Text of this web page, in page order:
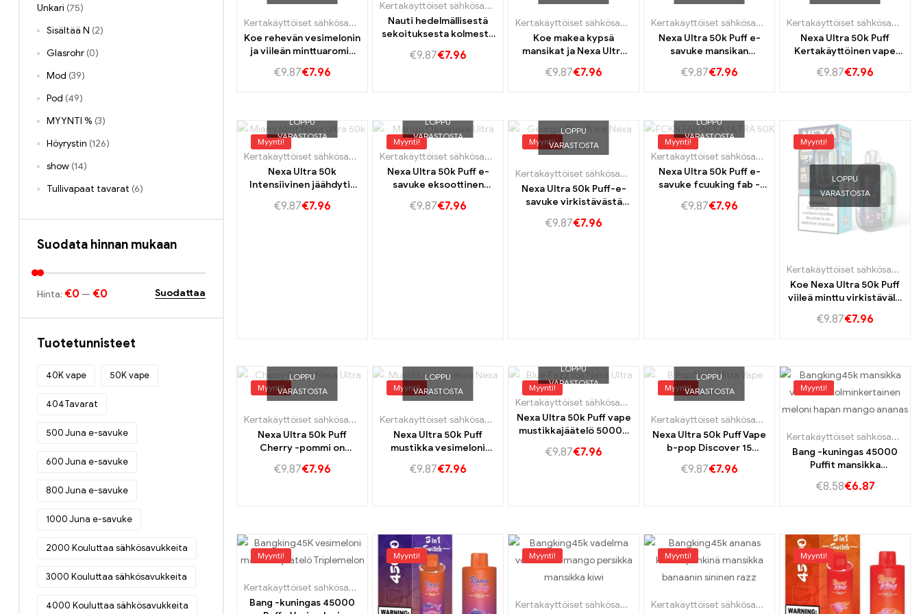
Kertakäyttöiset sähkösavukkeet Portugali ,Kertakäyttöiset e-savukkeet Ruotsi ,Kertakäyttöiset e-savukkeet Slovakia
Koe rehevän vesimelonin
ja viileän minttuaromin
50k Vape.
€9.87€7.96
Kertakäyttöiset sähkösavukkeet Portugali ,Kertakäyttöiset e-savukkeet Ruotsi,Kertakäyttöiset e-savukkeet Slovakia
Nauti hedelmällisestä
sekoituksesta kolmesta
Ultra 50k Vape -
€9.87€7.96
Kertakäyttöiset sähkösavukkeet Portugali ,Kertakäyttöiset e-savukkeet Ruotsi ,
Koe makea kypsä
mansikat ja Nexa Ultra
maku
€9.87€7.96
Kertakäyttöiset sähkösavukkeet Portugali ,Kertakäyttöiset e-
Nexa Ultra 50k Puff e-
savuke mansikan
Fruity Steam -kokemus
€9.87€7.96
Kertakäyttöiset sähkösavukkeet Portugali
Nexa Ultra 50k Puff
Kertakäyttöinen vape
USB-C Latausyhteys
€9.87€7.96
Myynti!
LOPPU
VARASTOSTA
Kertakäyttöiset sähkösavukkeet Portugali ,Kertakäyttöiset e-savukkeet Ruotsi,Kertakäyttöiset e-savukkeet Slovakia
Nexa Ultra 50k
Intensiivinen jäähdytin
€9.87€7.96
Myynti!
LOPPU
VARASTOSTA
Kertakäyttöiset sähkösavukkeet Portugali ,Kertakäyttöiset e-savukkeet Ruotsi ,Kertakäyttöiset e-savukkeet Slovakia
Nexa Ultra 50k Puff e-
savuke eksoottinen
€9.87€7.96
Myynti!
LOPPU
VARASTOSTA
Kertakäyttöiset sähkösavukkeet Portugali ,Kertakäyttöiset e-savukkeet Ruotsi ,
Nexa Ultra 50k Puff-e-
savuke virkistävästä
maku
€9.87€7.96
Myynti!
LOPPU
VARASTOSTA
Kertakäyttöiset sähkösavukkeet Portugali
Kertakäyttöiset e-
Nexa Ultra 50k Puff e-
savuke fcuuking fab -
vapingiin
€9.87€7.96
Myynti!
LOPPU
VARASTOSTA
Kertakäyttöiset sähkösavukkeet Portugali
Koe Nexa Ultra 50k Puff
viileä minttu virkistävällä
€9.87€7.96
Myynti!
LOPPU
VARASTOSTA
Kertakäyttöiset sähkösavukkeet Portugali ,Kertakäyttöiset e-savukkeet Ruotsi, Kertakäyttöiset e-savukkeet Slovakia
Nexa Ultra 50k Puff
Cherry -pommi on
makeaa ja hieman
€9.87€7.96
Myynti!
LOPPU
VARASTOSTA
Kertakäyttöiset sähkösavukkeet Portugali , Kertakäyttöiset e-savukkeet Ruotsi ,Kertakäyttöiset e-savukkeet Slovakia
Nexa Ultra 50k Puff
mustikka vesimeloni
mehukas vesimeloni
€9.87€7.96
Myynti!
LOPPU
VARASTOSTA
Kertakäyttöiset sähkösavukkeet Portugali ,Kertakäyttöiset e-savukkeet Ruotsi
Nexa Ultra 50k Puff vape
mustikkajäätelö 50000
€9.87€7.96
Myynti!
LOPPU
VARASTOSTA
Kertakäyttöiset sähkösavukkeet Portugali
Nexa Ultra 50k Puff Vape
b-pop Discover 15
unohtumattomalle
€9.87€7.96
Myynti!
Kertakäyttöiset sähkösavukkeet Saksa
Bang -kuningas 45000
Puffit mansikka
n meloni ja hapan mango
€8.58€6.87
Myynti!
Kertakäyttöiset sähkösavukkeet Saksa Kertakäyttöiset sähkösavukkeet Portugali
Kertakäyttöiset sähkösavukkeet
Bang -kuningas 45000
Myynti! Myynti!
Kertakäyttöiset sähkösavukkeet Portugali ,Kertakäyttöiset e-savukkeet Slovakia
Myynti!
Kertakäyttöiset sähkösavukkeet Portugali ,Kertakäyttöiset e-
Myynti!
Unkari (75)
Sisältää N (2)
Glasrohr (0)
Mod (39)
Pod (49)
MYYNTI % (3)
Höyrystin (126)
show (14)
Tullivapaat tavarat (6)
Suodata hinnan mukaan
Suodattaa
Hinta: €0 — €0
Tuotetunnisteet
40K vape 50K vape
404Tavarat
500 Juna e-savuke
600 Juna e-savuke
800 Juna e-savuke
1000 Juna e-savuke
2000 Kouluttaa sähkösavukkeita
3000 Kouluttaa sähkösavukkeita
4000 Kouluttaa sähkösavukkeita